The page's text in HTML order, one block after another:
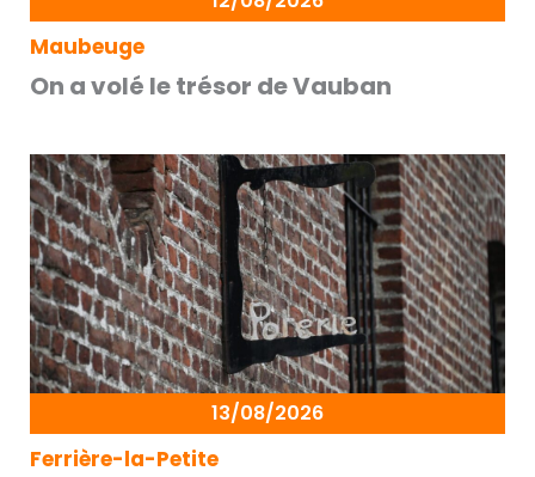
Maubeuge
On a volé le trésor de Vauban
13/08/2026
Ferrière-la-Petite